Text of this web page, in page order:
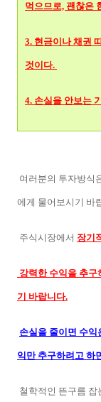
먹으므로, 괜찮은
3. 현금이나 채권
것이다.
4. 손실을 안보는
여러분의 투자방식
에게 물어보시기 바
주식시장에서 장기
강력한 수익을 추구
기 바랍니다.
손실을 줄이면 수
익만 추구하려고 하
철학적인 뜬구름 잡